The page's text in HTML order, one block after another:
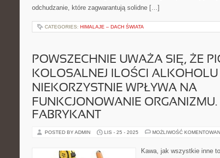
odchudzanie, które zagwarantują solidne […]
CATEGORIES: HIMALAJE – DACH ŚWIATA
POWSZECHNIE UWAŻA SIĘ, ŻE
KOLOSALNEJ ILOŚCI ALKOHOLU
NIEKORZYSTNIE WPŁYWA NA
FUNKCJONOWANIE
FABRYKANT
POSTED BY ADMIN LIS - 25 - 2025 MOŻLIWOŚĆ
Kawa, jak wszystkie inne